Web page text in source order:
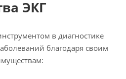
ЭКГ
в диагностике
благодаря своим